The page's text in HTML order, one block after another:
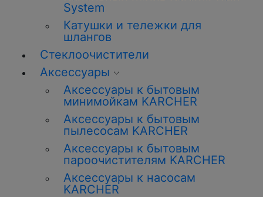
System
Катушки и тележки для
шлангов
Стеклоочистители
Аксессуары
Аксессуары к бытовым
минимойкам KARCHER
Аксессуары к бытовым
пылесосам KARCHER
Аксессуары к бытовым
пароочистителям KARCHER
Аксессуары к насосам
KARCHER